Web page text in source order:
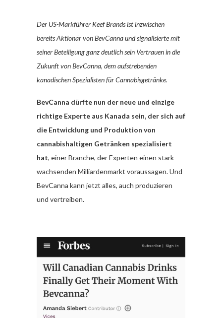
Der US-Markführer Keef Brands ist inzwischen
bereits Aktionär von BevCanna und signalisierte mit
seiner Beteiligung ganz deutlich sein Vertrauen in die
Zukunft von BevCanna, dem aufstrebenden
kanadischen Spezialisten für Cannabisgetränke.
BevCanna dürfte nun der neue und einzige
richtige Experte aus Kanada sein, der sich auf
die Entwicklung und Produktion von
cannabishaltigen Getränken spezialisiert
hat, einer Branche, der Experten einen stark
wachsenden Milliardenmarkt voraussagen. Und
BevCanna kann jetzt alles, auch produzieren
und vertreiben.